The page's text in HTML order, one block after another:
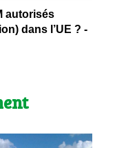
autorisés
dans l’UE ? -